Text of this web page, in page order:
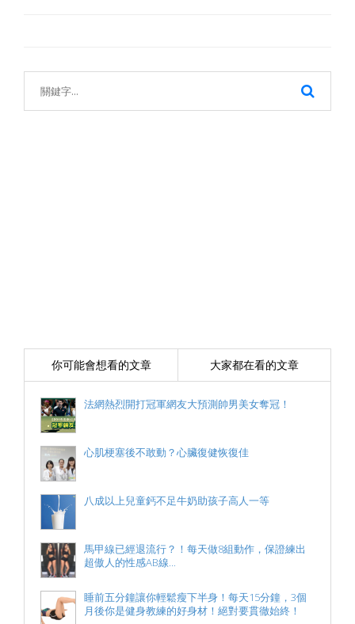
你可能會想看的文章 大家都在看的文章
法網熱烈開打冠軍網友大預測帥男美女奪冠！
心肌梗塞後不敢動？心臟復健恢復佳
八成以上兒童鈣不足牛奶助孩子高人一等
馬甲線已經退流行？！每天做8組動作，保證練出
超傲人的性感AB線...
睡前五分鐘讓你輕鬆瘦下半身！每天15分鐘，3個
月後你是健身教練的好身材！絕對要貫徹始終！